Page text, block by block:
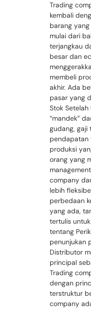
Trading
kembali
barang
mulai dari
terjangkau
besar dan
membeli
akhir. Ada
pasar yang
Stok
“mandek”
gudang, gaji
pendapatan
produksi
orang yang
company
lebih
perbedaan
yang ada,
tertulis
tentang
penunjukan
Distributor
principal
Trading
dengan
terstruktur
company